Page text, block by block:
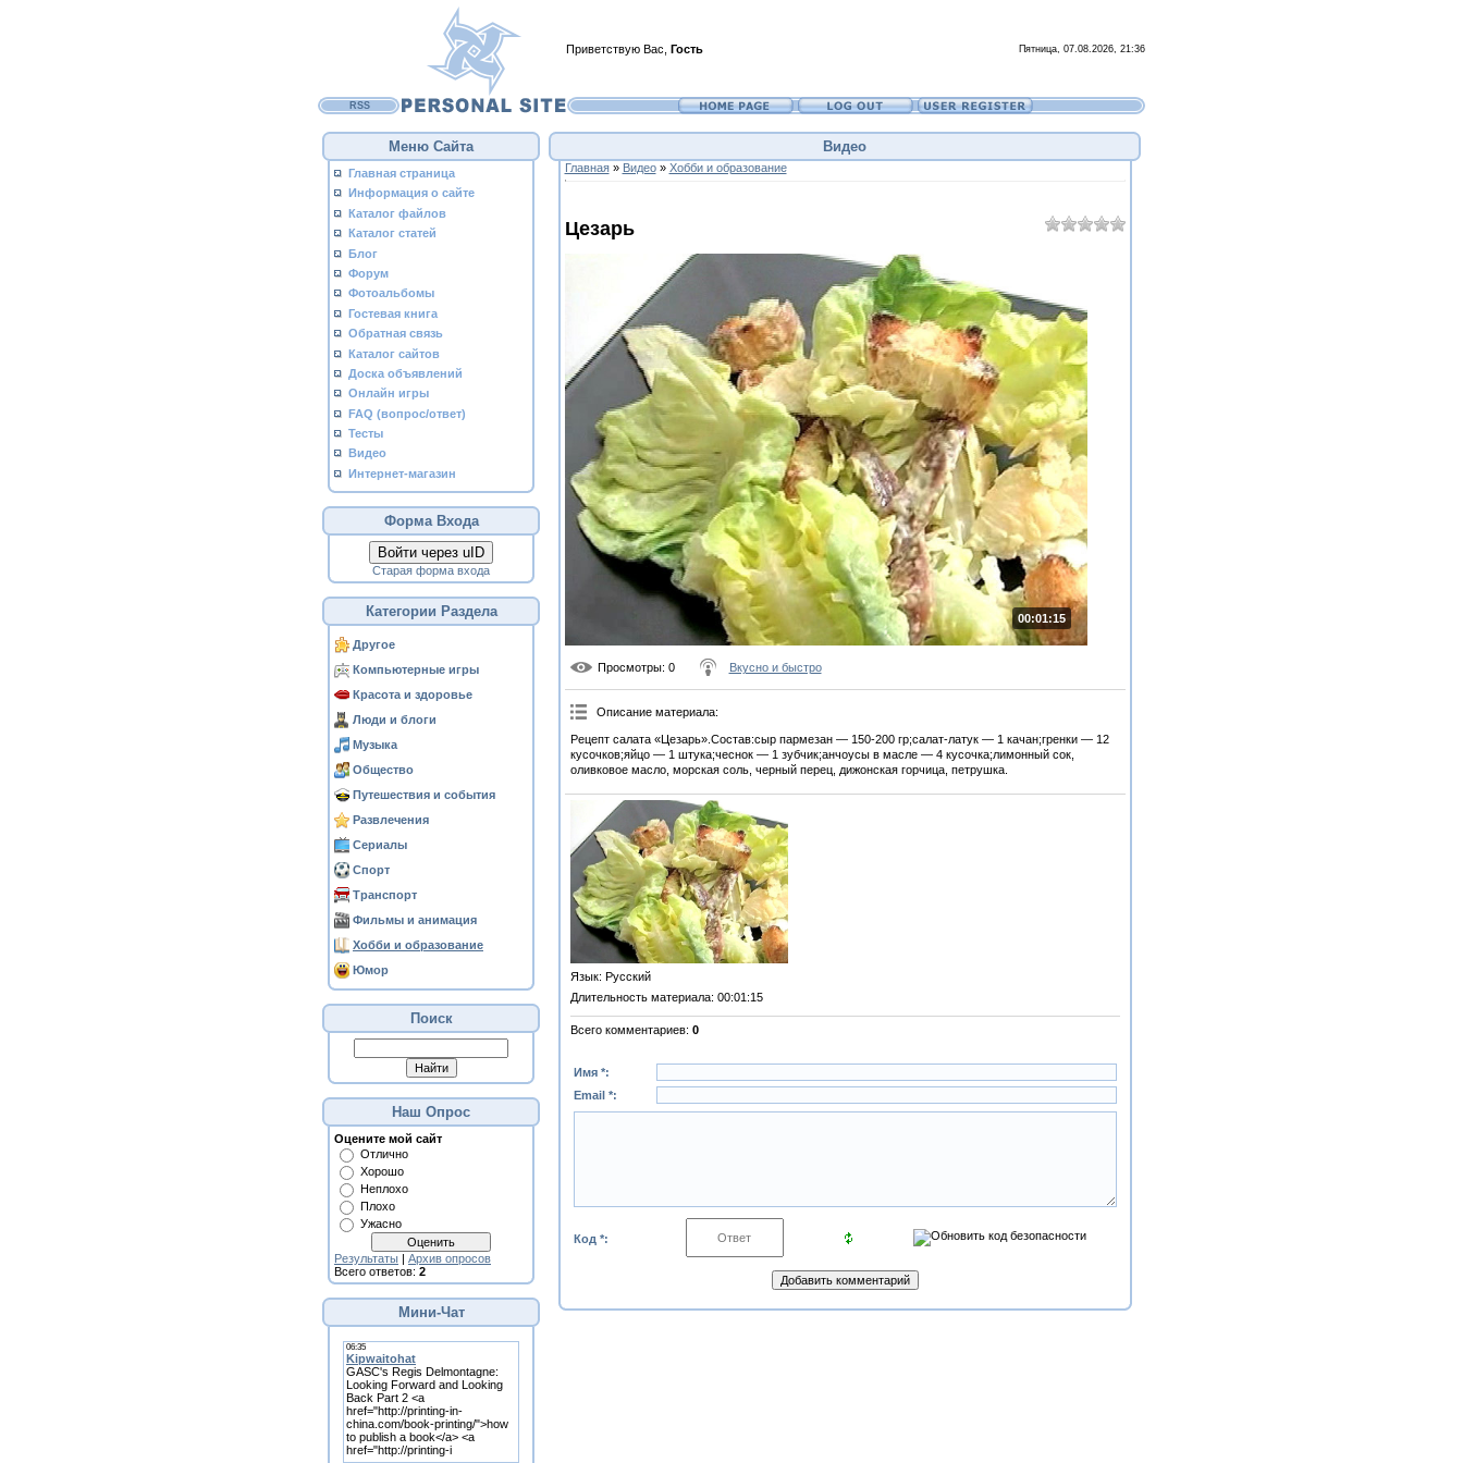
Приветствую Вас Гость Пятница, 07.08.2026, 21:36
RSS
Меню Сайта
Главная страница
Информация о сайте
Каталог файлов
Каталог статей
Блог
Форум
Фотоальбомы
Гостевая книга
Обратная связь
Каталог сайтов
Доска объявлений
Онлайн игры
FAQ (вопрос/ответ)
Тесты
Видео
Интернет-магазин
Форма Входа
Войти через uID
Старая форма входа
Категории Раздела
Другое
Компьютерные игры
Красота и здоровье
Люди и блоги
Музыка
Общество
Путешествия и события
Развлечения
Сериалы
Спорт
Транспорт
Фильмы и анимация
Хобби и образование
Юмор
Поиск
Наш Опрос
Оцените мой сайт
Отлично
Хорошо
Неплохо
Плохо
Ужасно
Результаты | Архив опросов
Всего ответов: 2
Мини-Чат
Видео
Главная» Видео» Хобби и образование
Цезарь
00:01:15
Просмотры: 0 Вкусно и быстро
Описание материала:
Рецепт салата «Цезарь».Состав:сыр пармезан — 150-200 гр;салат-латук — 1 качан;гренки — 12
кусочков;яйцо — 1 штука;чеснок — 1 зубчик;анчоусы в масле — 4 кусочка;лимонный сок,
оливковое масло, морская соль, черный перец, дижонская горчица, петрушка.
Язык: Русский
Длительность материала: 00:01:15
Всего комментариев: 0
Имя *:
Email *:
Код *: